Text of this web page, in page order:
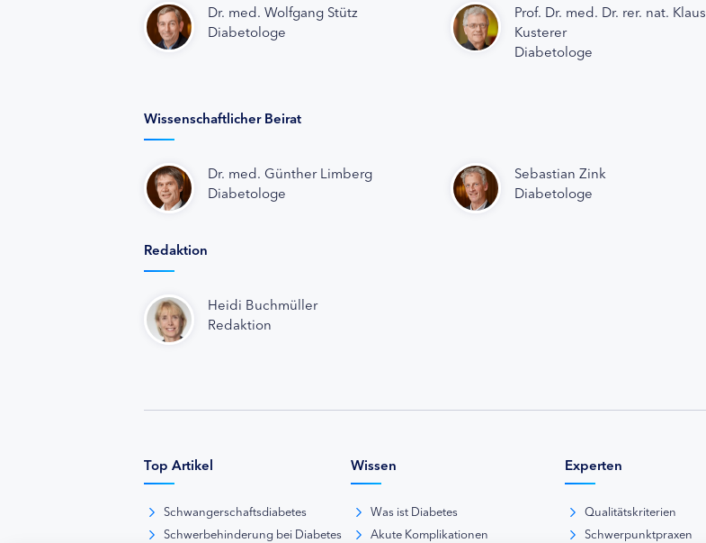
Dr. med. Wolfgang Stütz
Diabetologe
Prof. Dr. med. Dr. rer. nat. Klaus
Kusterer
Diabetologe
Wissenschaftlicher Beirat
Dr. med. Günther Limberg
Diabetologe
Sebastian Zink
Diabetologe
Redaktion
Heidi Buchmüller
Redaktion
Top Artikel
Schwangerschaftsdiabetes
Schwerbehinderung bei Diabetes
Wissen
Was ist Diabetes
Akute Komplikationen
Experten
Qualitätskriterien
Schwerpunktpraxen